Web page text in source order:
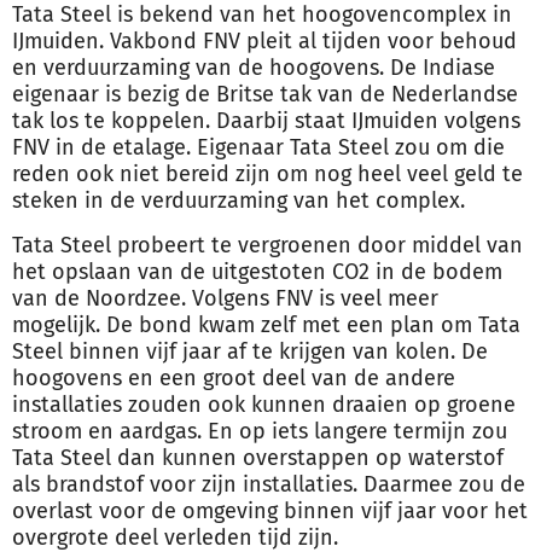
Tata Steel is bekend van het hoogovencomplex in
IJmuiden. Vakbond FNV pleit al tijden voor behoud
en verduurzaming van de hoogovens. De Indiase
eigenaar is bezig de Britse tak van de Nederlandse
tak los te koppelen. Daarbij staat IJmuiden volgens
FNV in de etalage. Eigenaar Tata Steel zou om die
reden ook niet bereid zijn om nog heel veel geld te
steken in de verduurzaming van het complex.
Tata Steel probeert te vergroenen door middel van
het opslaan van de uitgestoten CO2 in de bodem
van de Noordzee. Volgens FNV is veel meer
mogelijk. De bond kwam zelf met een plan om Tata
Steel binnen vijf jaar af te krijgen van kolen. De
hoogovens en een groot deel van de andere
installaties zouden ook kunnen draaien op groene
stroom en aardgas. En op iets langere termijn zou
Tata Steel dan kunnen overstappen op waterstof
als brandstof voor zijn installaties. Daarmee zou de
overlast voor de omgeving binnen vijf jaar voor het
overgrote deel verleden tijd zijn.